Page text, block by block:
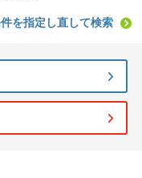
を指定し直して検索